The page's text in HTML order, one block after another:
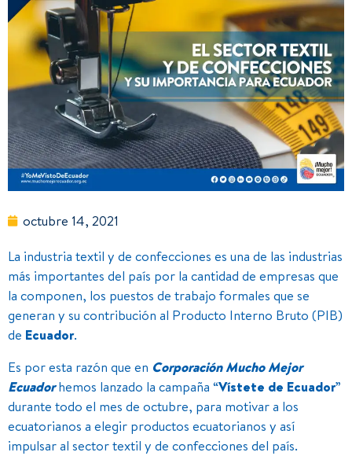
octubre 14, 2021
La industria textil y de confecciones es una de las industrias
más importantes del país por la cantidad de empresas que
la componen, los puestos de trabajo formales que se
generan y su contribución al Producto Interno Bruto (PIB)
de Ecuador.
Es por esta razón que en Corporación Mucho Mejor
Ecuadorhemos lanzado la campaña “Vístete de Ecuador”
durante todo el mes de octubre, para motivar a los
ecuatorianos a elegir productos ecuatorianos y así
impulsar al sector textil y de confecciones del país.